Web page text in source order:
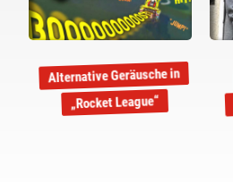
Alternative Geräusche in
„Rocket League“